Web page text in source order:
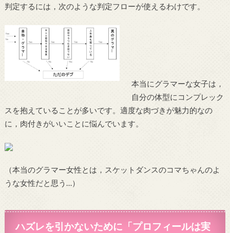
判定するには，次のような判定フローが使えるわけです。
本当にグラマーな女子は，
自分の体型にコンプレック
スを抱えていることが多いです。適度な肉づきが魅力的なの
に，肉付きがいいことに悩んでいます。
（本当のグラマー女性とは，スケットダンスのコマちゃんのよ
うな女性だと思う…）
ハズレを引かないために「プロフィールは実